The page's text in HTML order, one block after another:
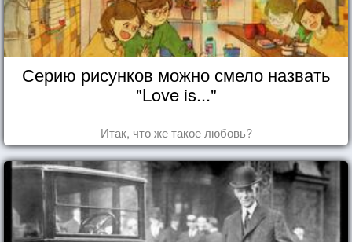
Серию рисунков можно смело назвать
"Love is..."
Итак, что же такое любовь?